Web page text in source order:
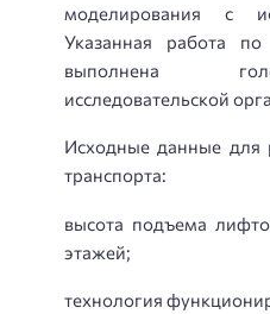
моделирования с
Указанная работа
выполнена
исследовательской
Исходные данные для
транспорта:
высота подъема
этажей;
технология